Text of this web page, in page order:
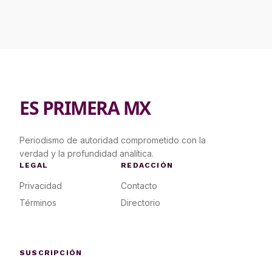
ES PRIMERA MX
Periodismo de autoridad comprometido con la
verdad y la profundidad analítica.
LEGAL
Privacidad
Términos
REDACCIÓN
Contacto
Directorio
SUSCRIPCIÓN